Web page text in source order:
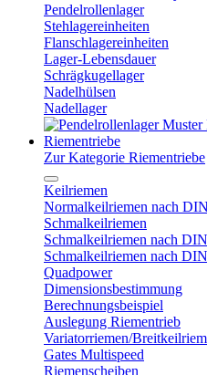
Pendelrollenlager
Stehlagereinheiten
Flanschlagereinheiten
Lager-Lebensdauer
Schrägkugellager
Nadelhülsen
Nadellager
Riementriebe
Zur Kategorie Riementriebe
Keilriemen
Normalkeilriemen nach
Schmalkeilriemen
Schmalkeilriemen nach
Schmalkeilriemen nach
Quadpower
Dimensionsbestimmung
Berechnungsbeispiel
Auslegung Riementrieb
Variatorriemen/
Gates Multispeed
Riemenscheiben